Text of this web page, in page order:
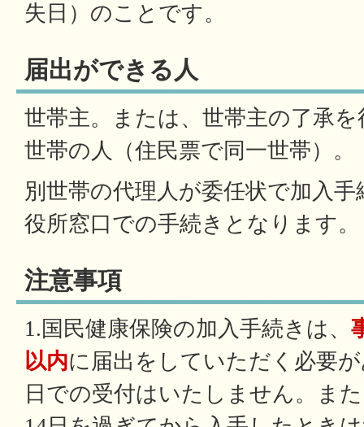
失日）のことです。
届出ができる人
世帯主。または、世帯主の了承
世帯の人（住民票で同一世帯）。
別世帯の代理人が委任状で加入
役所窓口での手続きとなります。
注意事項
1.国民健康保険の加入手続きは、
以内に届出をしていただく必要
日での受付はいたしません。ま